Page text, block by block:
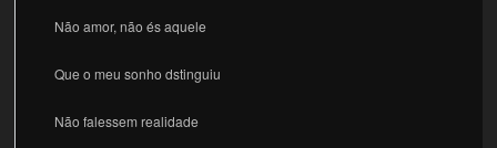
Não amor, não és aquele
Que o meu sonho dstinguiu
Não falessem realidade